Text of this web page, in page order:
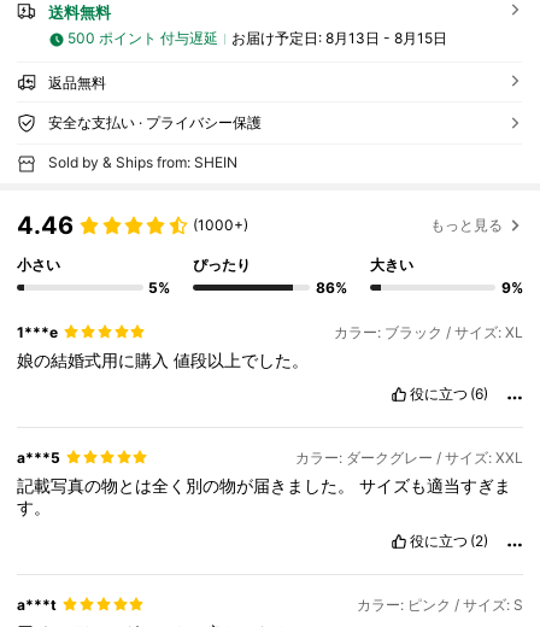
送料無料
500 ポイント 付与遅延 お届け予定日: 8月13日 - 8月15日
返品無料
安全な支払い · プライバシー保護
Sold by & Ships from: SHEIN
4.46 (1000+) もっと見る
小さい
5%
ぴったり
86%
大きい
9%
1***e カラー: ブラック / サイズ: XL
娘の結婚式用に購入値段以上でした。
役に立つ (6)
a***5 カラー: ダークグレー / サイズ: XXL
記載写真の物とは全く別の物が届きました。サイズも適当すぎま
す。
役に立つ (2)
a***t カラー: ピンク / サイズ: S